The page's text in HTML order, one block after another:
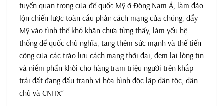
tuyến quan trọng của đế quốc Mỹ ở Đông Nam Á, làm đảo
lộn chiến lược toàn cầu phản cách mạng của chúng, đẩy
Mỹ vào tình thế khó khăn chưa từng thấy, làm yếu hệ
thống đế quốc chủ nghĩa, tăng thêm sức mạnh và thế tiến
công của các trào lưu cách mạng thời đại, đem lại lòng tin
và niềm phấn khởi cho hàng trăm triệu người trên khắp
trái đất đang đấu tranh vì hòa bình độc lập dân tộc, dân
chủ và CNHX”